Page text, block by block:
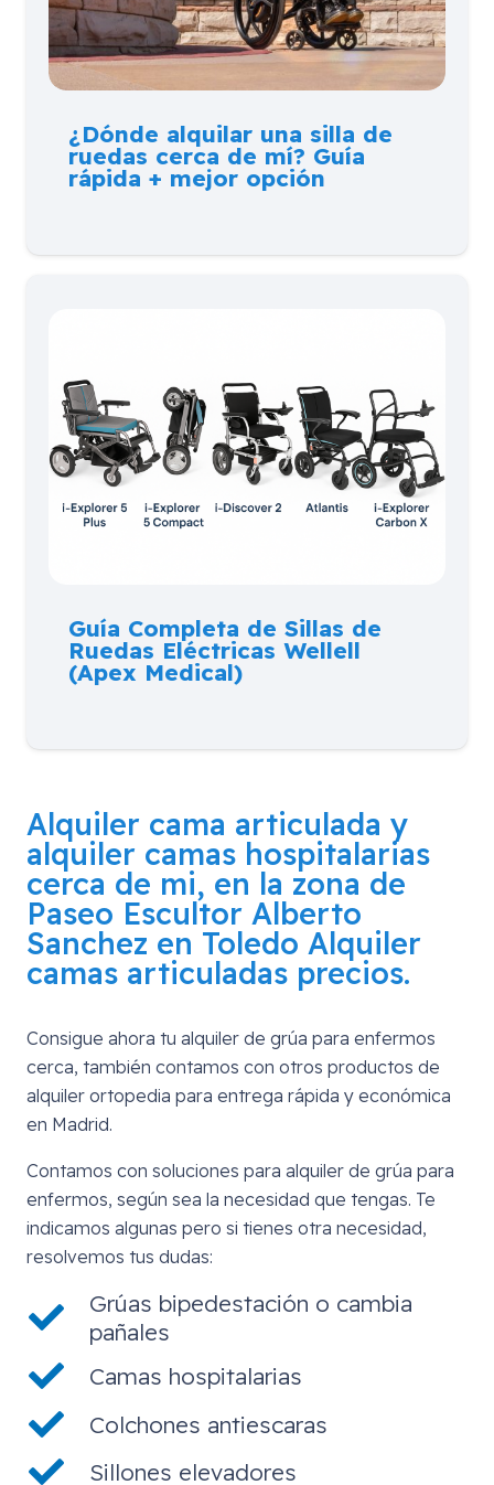
¿Dónde alquilar una silla de
ruedas cerca de mí? Guía
rápida + mejor opción
Guía Completa de Sillas de
Ruedas Eléctricas Wellell
(Apex Medical)
Alquiler cama articulada y
alquiler camas hospitalarias
cerca de mi, en la zona de
Paseo Escultor Alberto
Sanchez en Toledo Alquiler
camas articuladas precios.
Consigue ahora tu alquiler de grúa para enfermos
cerca, también contamos con otros productos de
alquiler ortopedia para entrega rápida y económica
en Madrid.
Contamos con soluciones para alquiler de grúa para
enfermos, según sea la necesidad que tengas. Te
indicamos algunas pero si tienes otra necesidad,
resolvemos tus dudas:
Grúas bipedestación o cambia
pañales
Camas hospitalarias
Colchones antiescaras
Sillones elevadores